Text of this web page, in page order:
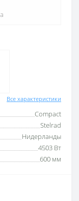
Все характеристики
Compact
Stelrad
Нидерланды
4503 Вт
600 мм